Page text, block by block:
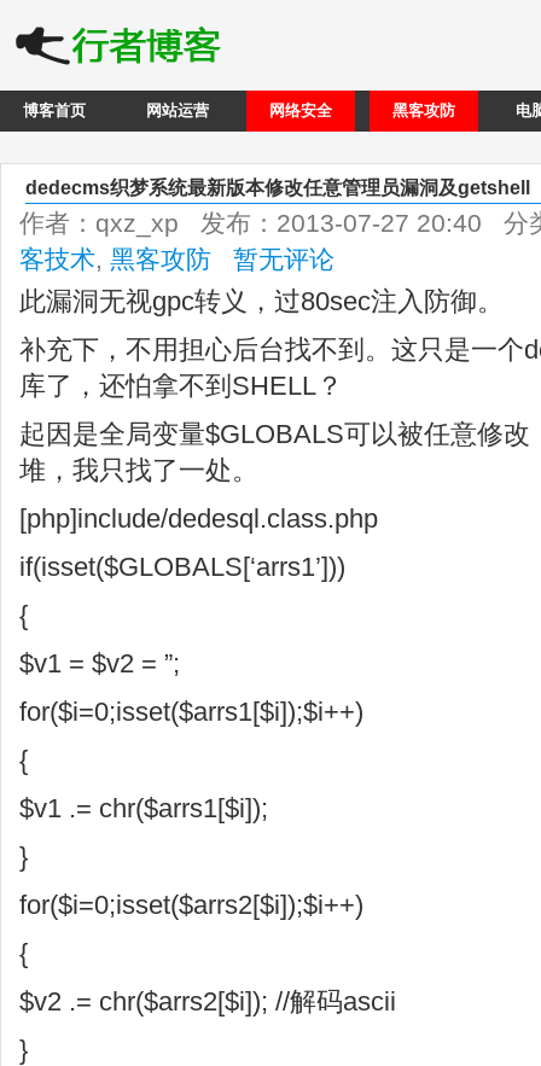
博客首页 网站运营 网络安全 黑客攻防 电
dedecms织梦系统最新版本修改任意管理员漏洞及getshell
作者：qxz_xp 发布：2013-07-27 20:40 分
客技术, 黑客攻防 暂无评论
此漏洞无视gpc转义，过80sec注入防御。
补充下，不用担心后台找不到。这只是一个
库了，还怕拿不到SHELL？
起因是全局变量$GLOBALS可以被任意修
堆，我只找了一处。
[php]include/dedesql.class.php
if(isset($GLOBALS[‘arrs1’]))
{
$v1 = $v2 = ”;
for($i=0;isset($arrs1[$i]);$i++)
{
$v1 .= chr($arrs1[$i]);
}
for($i=0;isset($arrs2[$i]);$i++)
{
$v2 .= chr($arrs2[$i]); //解码ascii
}